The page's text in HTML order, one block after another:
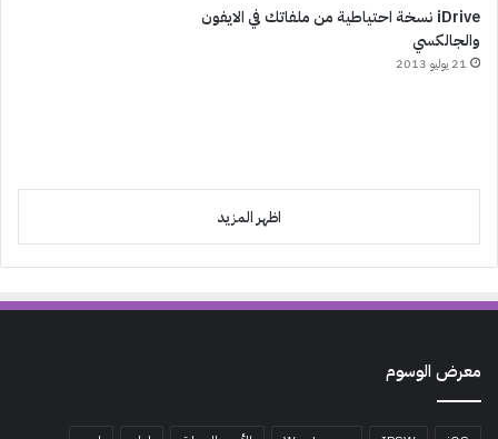
iDrive نسخة احتياطية من ملفاتك في الايفون
والجالكسي
21 يوليو 2013
اظهر المزيد
معرض الوسوم